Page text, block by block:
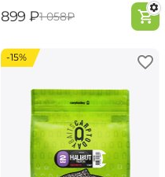
‍899‍ ₽‍1 058‍₽
-15%